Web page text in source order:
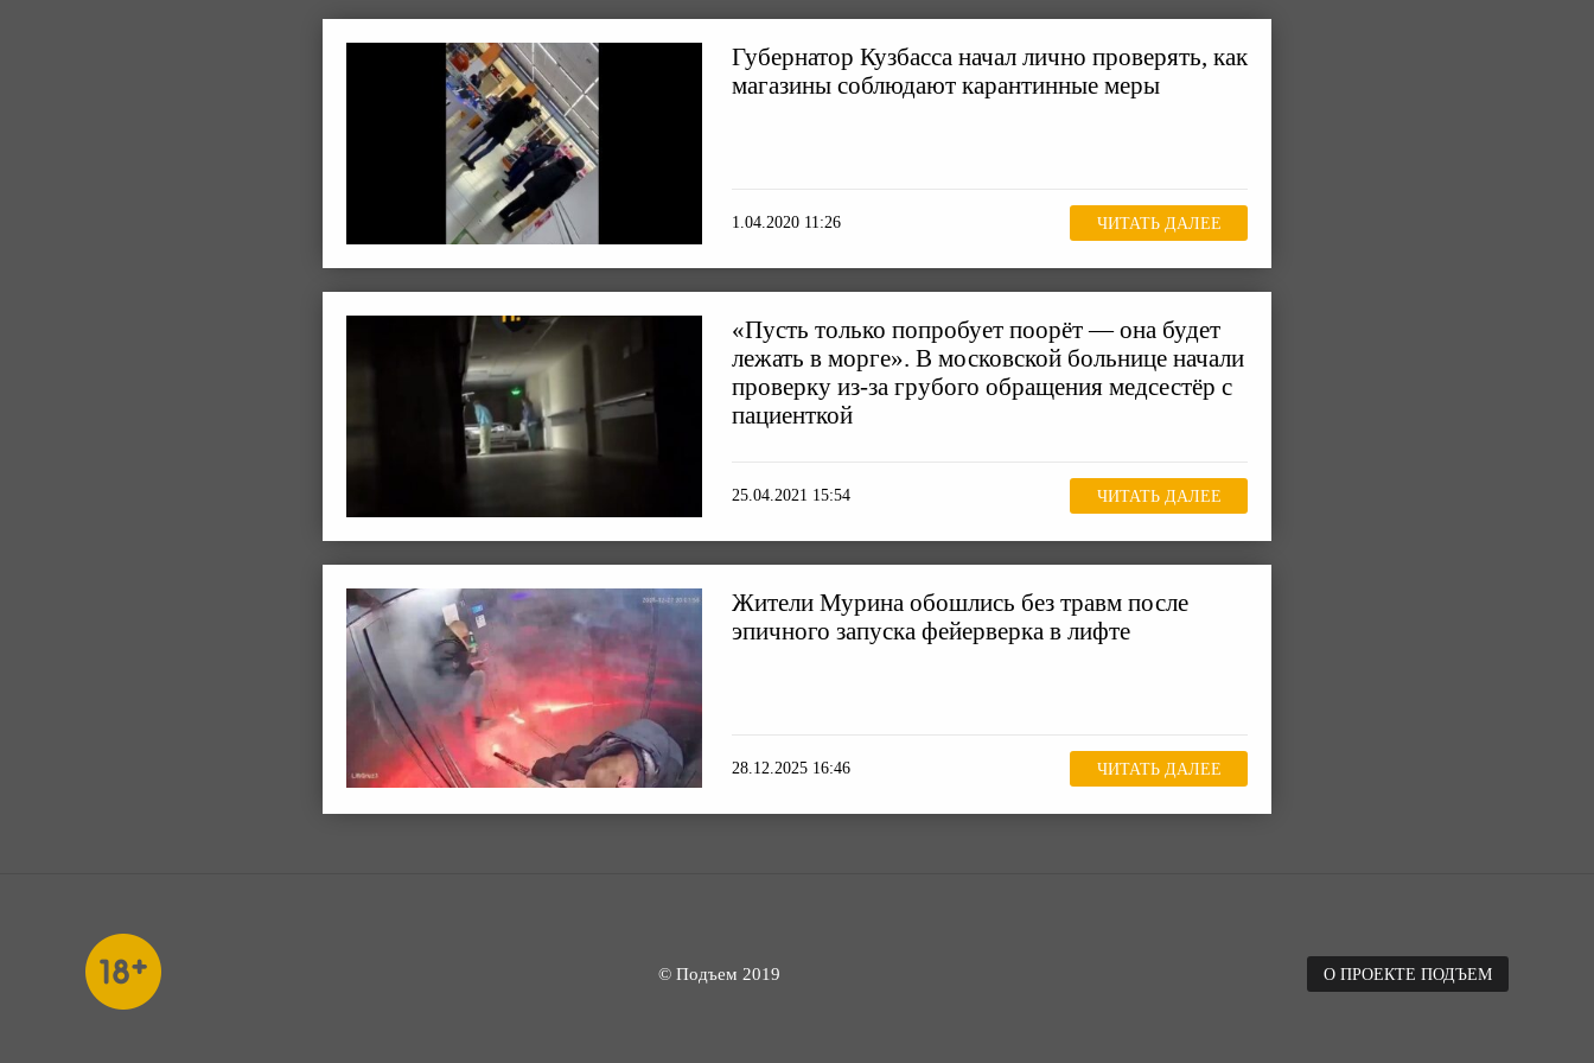
Губернатор Кузбасса начал лично проверять, как
магазины соблюдают карантинные меры
1.04.2020 11:26 ЧИТАТЬ ДАЛЕЕ
«Пусть только попробует поорёт — она будет
лежать в морге». В московской больнице начали
проверку из-за грубого обращения медсестёр с
пациенткой
25.04.2021 15:54 ЧИТАТЬ ДАЛЕЕ
Жители Мурина обошлись без травм после
эпичного запуска фейерверка в лифте
28.12.2025 16:46 ЧИТАТЬ ДАЛЕЕ
© Подъем 2019 О ПРОЕКТЕ ПОДЪЕМ